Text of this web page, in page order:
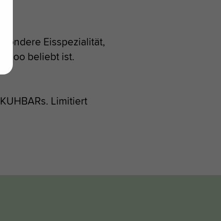
Eisspezialität,
beliebt ist.
Limitiert